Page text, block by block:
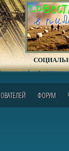
ФОРУМ